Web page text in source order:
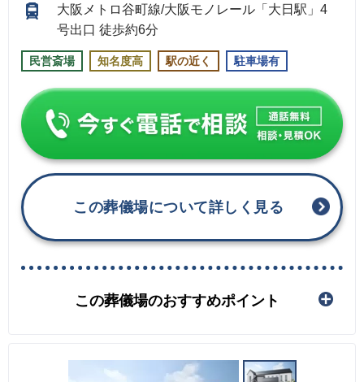
大阪メトロ谷町線/大阪モノレール「大日駅」4
号出口 徒歩約6分
民営斎場 知名度高 駅の近く 駐車場有
この葬儀場について詳しく見る
この葬儀場のおすすめポイント